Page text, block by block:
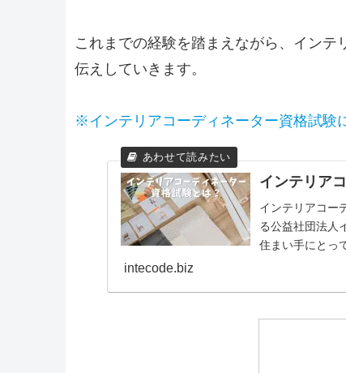
これまでの経験を踏まえながら、イン
伝えしていきます。
※インテリアコーディネーター資格試験
インテリア
インテリアコー
る公益社団法人
住まい手にとっ
intecode.biz